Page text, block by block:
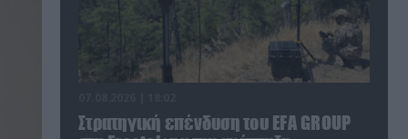
Στρατηγική επένδυση του EFA GROUP